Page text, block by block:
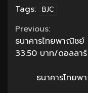
Tags: BJC
Continue
Reading
Previous:
ธนาคารไทยพาณิชย์
33.50 บาท/ดอลลาร์
ธนาคารไทยพ